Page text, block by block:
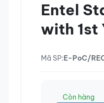
Entel
with 1st
Mã SP:E-PoC/
Còn hàng